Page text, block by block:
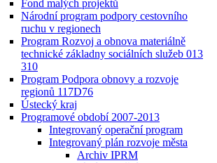
Fond malých projektů
Národní program podpory cestovního
ruchu v regionech
Program Rozvoj a obnova materiálně
technické základny sociálních služeb 013
310
Program Podpora obnovy a rozvoje
regionů 117D76
Ústecký kraj
Programové období 2007-2013
Integrovaný operační program
Integrovaný plán rozvoje města
Archiv IPRM